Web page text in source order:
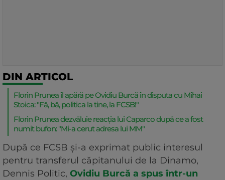
DIN ARTICOL
Florin Prunea îl apără pe Ovidiu Burcă în disputa cu Mihai
Stoica: "Fă, bă, politica la tine, la FCSB!"
Florin Prunea dezvăluie reacția lui Caparco după ce a fost
numit bufon: "Mi-a cerut adresa lui MM"
După ce FCSB și-a exprimat public interesul
pentru transferul căpitanului de la Dinamo,
Dennis Politic, Ovidiu Burcă a spus într-un